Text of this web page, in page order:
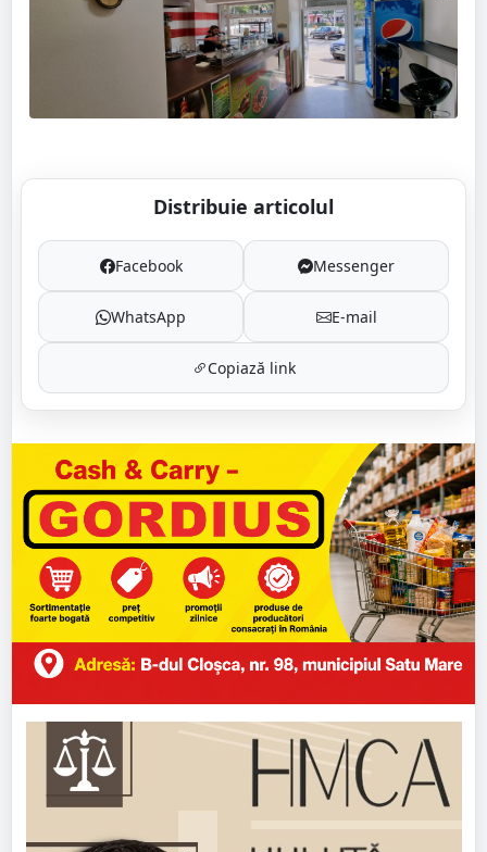
Distribuie articolul
Facebook Messenger
WhatsApp E-mail
Copiază link